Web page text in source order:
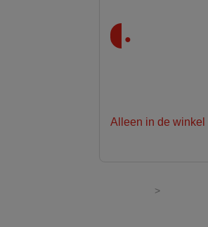
.
Alleen in de winkel
>